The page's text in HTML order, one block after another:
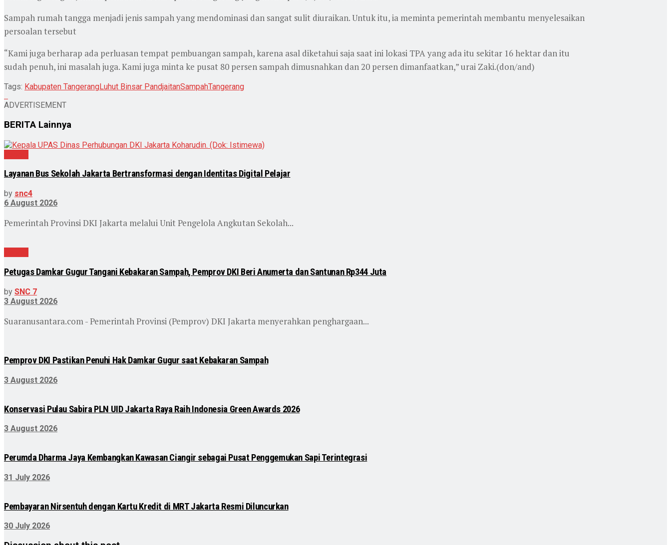
Sampah rumah tangga menjadi jenis sampah yang mendominasi dan sangat sulit diuraikan. Untuk itu, ia meminta pemerintah membantu menyelesaikan
persoalan tersebut
“Kami juga berharap ada perluasan tempat pembuangan sampah, karena asal diketahui saja saat ini lokasi TPA yang ada itu sekitar 16 hektar dan itu
sudah penuh, ini masalah juga. Kami juga minta ke pusat 80 persen sampah dimusnahkan dan 20 persen dimanfaatkan,” urai Zaki.(don/and)
Tags: Kabupaten TangerangLuhut Binsar PandjaitanSampahTangerang
ADVERTISEMENT
BERITA Lainnya
Layanan Bus Sekolah Jakarta Bertransformasi dengan Identitas Digital Pelajar
by snc4
6 August 2026
Pemerintah Provinsi DKI Jakarta melalui Unit Pengelola Angkutan Sekolah...
Petugas Damkar Gugur Tangani Kebakaran Sampah, Pemprov DKI Beri Anumerta dan Santunan Rp344 Juta
by SNC 7
3 August 2026
Suaranusantara.com - Pemerintah Provinsi (Pemprov) DKI Jakarta menyerahkan penghargaan...
Pemprov DKI Pastikan Penuhi Hak Damkar Gugur saat Kebakaran Sampah
3 August 2026
Konservasi Pulau Sabira PLN UID Jakarta Raya Raih Indonesia Green Awards 2026
3 August 2026
Perumda Dharma Jaya Kembangkan Kawasan Ciangir sebagai Pusat Penggemukan Sapi Terintegrasi
31 July 2026
Pembayaran Nirsentuh dengan Kartu Kredit di MRT Jakarta Resmi Diluncurkan
30 July 2026